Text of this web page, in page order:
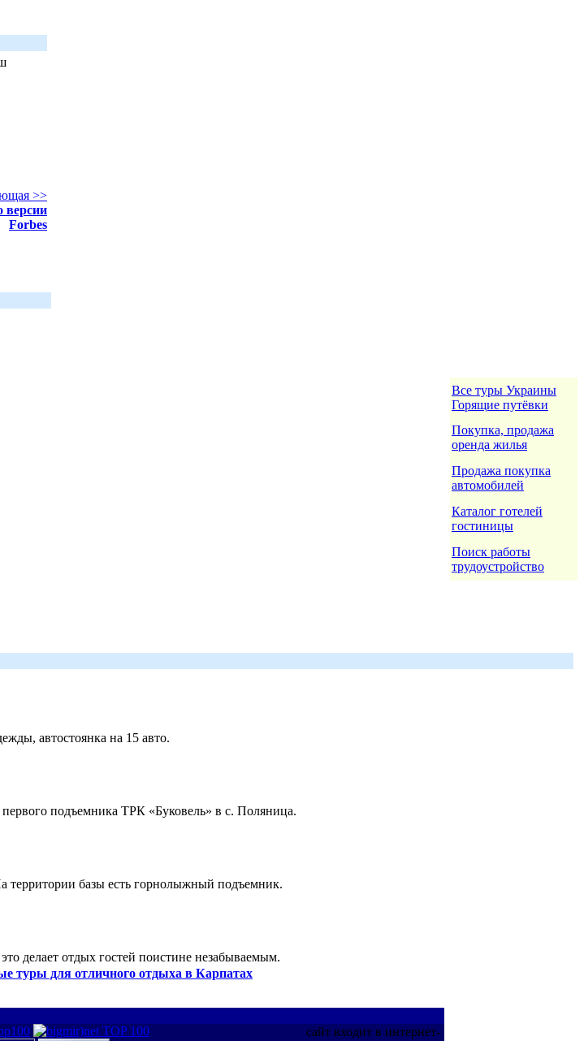
>>
версии
Forbes
Все туры Украины
Горящие путёвки
Покупка, продажа
оренда жилья
Продажа покупка
автомобилей
Каталог готелей
гостиницы
Поиск работы
трудоустройство
автостоянка на 15 авто.
подъемника ТРК «Буковель» в с. Поляница.
территории базы есть горнолыжный подъемник.
делает отдых гостей поистине незабываемым.
туры для отличного отдыха в Карпатах
сайт входит в интернет-